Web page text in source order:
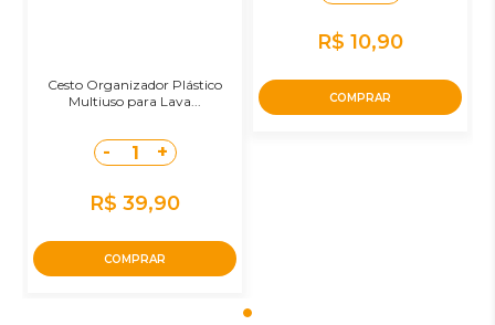
Cesto Organizador Plástico
Multiuso para Lava...
- 1 +
R$ 39,90
COMPRAR
R$ 10,90
COMPRAR